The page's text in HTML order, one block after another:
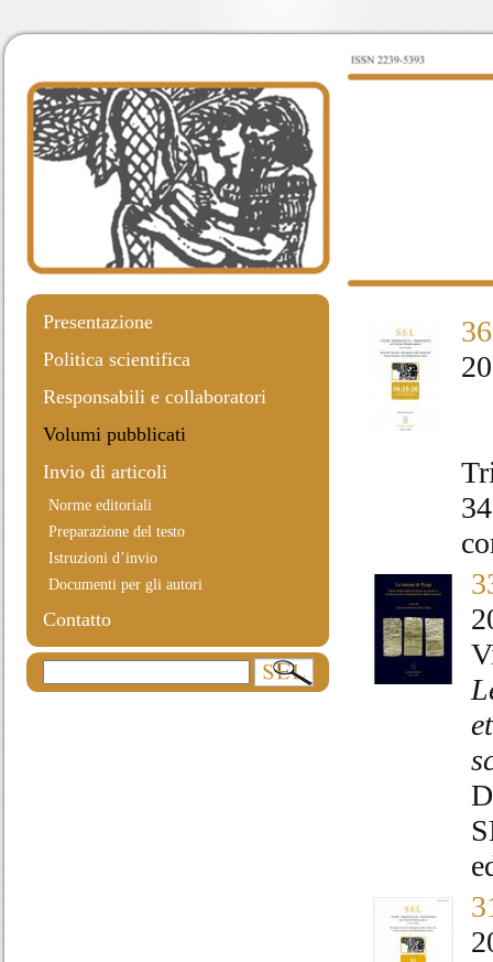
Presentazione
Politica scientifica
Responsabili e collaboratori
Volumi pubblicati
Invio di articoli
Norme editoriali
Preparazione del testo
Istruzioni d’invio
Documenti per gli autori
Contatto
36